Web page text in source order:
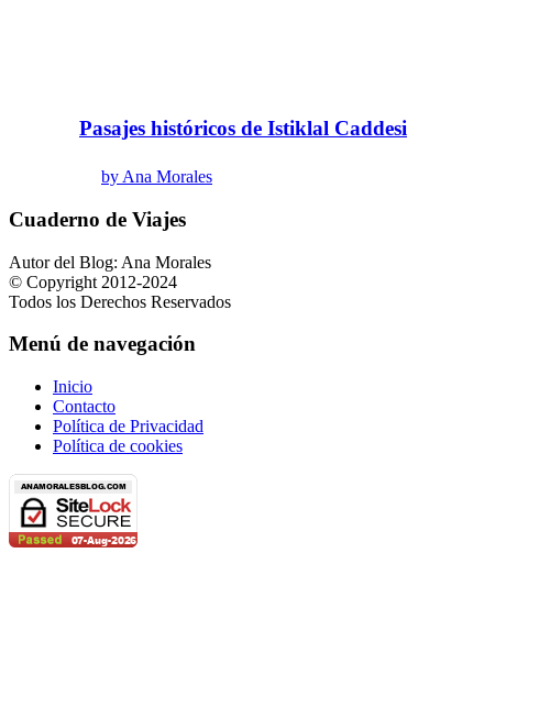
Pasajes históricos de Istiklal Caddesi
by Ana Morales
Cuaderno de Viajes
Autor del Blog: Ana Morales
© Copyright 2012-2024
Todos los Derechos Reservados
Menú de navegación
Inicio
Contacto
Política de Privacidad
Política de cookies